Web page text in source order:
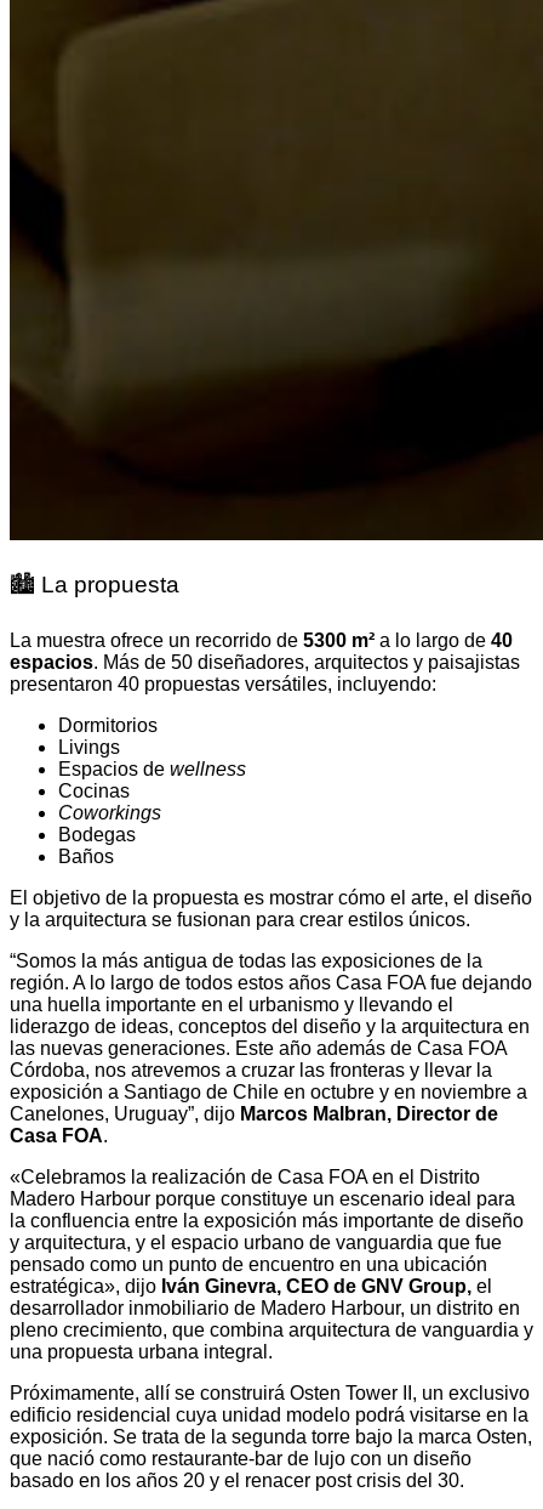
🏙️ La propuesta
La muestra ofrece un recorrido de 5300 m² a lo largo de 40
espacios. Más de 50 diseñadores, arquitectos y paisajistas
presentaron 40 propuestas versátiles, incluyendo:
Dormitorios
Livings
Espacios de wellness
Cocinas
Coworkings
Bodegas
Baños
El objetivo de la propuesta es mostrar cómo el arte, el diseño
y la arquitectura se fusionan para crear estilos únicos.
“Somos la más antigua de todas las exposiciones de la
región. A lo largo de todos estos años Casa FOA fue dejando
una huella importante en el urbanismo y llevando el
liderazgo de ideas, conceptos del diseño y la arquitectura en
las nuevas generaciones. Este año además de Casa FOA
Córdoba, nos atrevemos a cruzar las fronteras y llevar la
exposición a Santiago de Chile en octubre y en noviembre a
Canelones, Uruguay”, dijo Marcos Malbran, Director de
Casa FOA.
«Celebramos la realización de Casa FOA en el Distrito
Madero Harbour porque constituye un escenario ideal para
la confluencia entre la exposición más importante de diseño
y arquitectura, y el espacio urbano de vanguardia que fue
pensado como un punto de encuentro en una ubicación
estratégica», dijo Iván Ginevra, CEO de GNV Group, el
desarrollador inmobiliario de Madero Harbour, un distrito en
pleno crecimiento, que combina arquitectura de vanguardia y
una propuesta urbana integral.
Próximamente, allí se construirá Osten Tower II, un exclusivo
edificio residencial cuya unidad modelo podrá visitarse en la
exposición. Se trata de la segunda torre bajo la marca Osten,
que nació como restaurante-bar de lujo con un diseño
basado en los años 20 y el renacer post crisis del 30.